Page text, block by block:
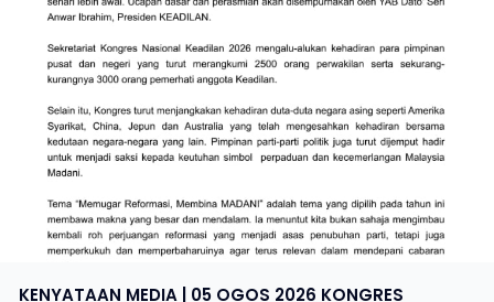
KENYATAAN MEDIA | 05 OGOS 2026 KONGRES